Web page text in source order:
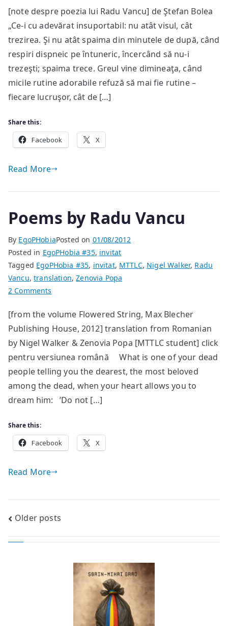
în
teorie
şi
practică
[note despre poezia lui Radu Vancu] de Ştefan Bolea
„Ce-i cu adevărat insuportabil: nu atât visul, cât
trezirea. Şi nu atât spaima din minutele de după, când
respiri dispneic pe întuneric, încercând să nu-i
trezeşti; spaima trece. Greul vine dimineaţa, când
micile rutine adorabile refuză să mai fie rutine –
fiecare lucruşor, cât de […]
Share this:
Facebook X
Read More
Poems by Radu Vancu
By EgoPHobiaPosted on 01/08/2012
Posted in EgoPHobia #35, invitat
Tagged EgoPHobia #35, invitat, MTTLC, Nigel Walker, Radu
Vancu,translation,Zenovia Popa
2 Comments
by
Radu
Vancu
[from the volume Flowered String, Max Blecher
Publishing House, 2012] translation from Romanian
by Nigel Walker & Zenovia Popa [MTTLC student] click
pentru versiunea română What is one of your dead
people telling you the dearest, the most beloved
among the dead, when your heart allows you to
dream him: ’Do not […]
Share this:
Facebook X
Read More
Posts
navigation
Older posts